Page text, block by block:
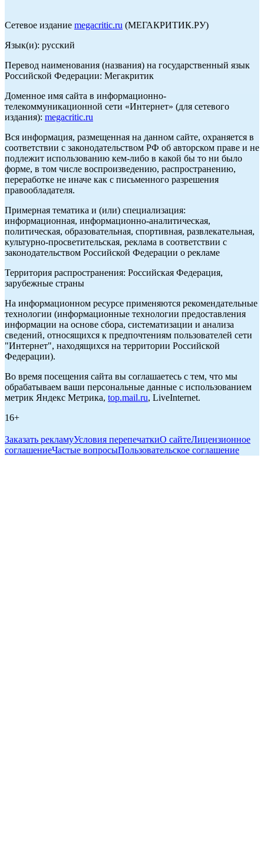
Сетевое издание megacritic.ru (МЕГАКРИТИК.РУ)
Язык(и): русский
Перевод наименования (названия) на государственный язык
Российской Федерации: Мегакритик
Доменное имя сайта в информационно-
телекоммуникационной сети «Интернет» (для сетевого
издания): megacritic.ru
Вся информация, размещенная на данном сайте, охраняется в
соответствии с законодательством РФ об авторском праве и не
подлежит использованию кем-либо в какой бы то ни было
форме, в том числе воспроизведению, распространению,
переработке не иначе как с письменного разрешения
правообладателя.
Примерная тематика и (или) специализация:
информационная, информационно-аналитическая,
политическая, образовательная, спортивная, развлекательная,
культурно-просветительская, реклама в соответствии с
законодательством Российской Федерации о рекламе
Территория распространения: Российская Федерация,
зарубежные страны
На информационном ресурсе применяются рекомендательные
технологии (информационные технологии предоставления
информации на основе сбора, систематизации и анализа
сведений, относящихся к предпочтениям пользователей сети
"Интернет", находящихся на территории Российской
Федерации).
Во время посещения сайта вы соглашаетесь с тем, что мы
обрабатываем ваши персональные данные с использованием
метрик Яндекс Метрика, top.mail.ru, LiveInternet.
16+
Заказать рекламуУсловия перепечаткиО сайтеЛицензионное
соглашениеЧастые вопросыПользовательское соглашение